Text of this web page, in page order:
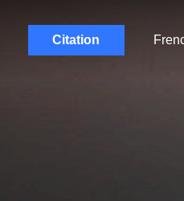
Citation